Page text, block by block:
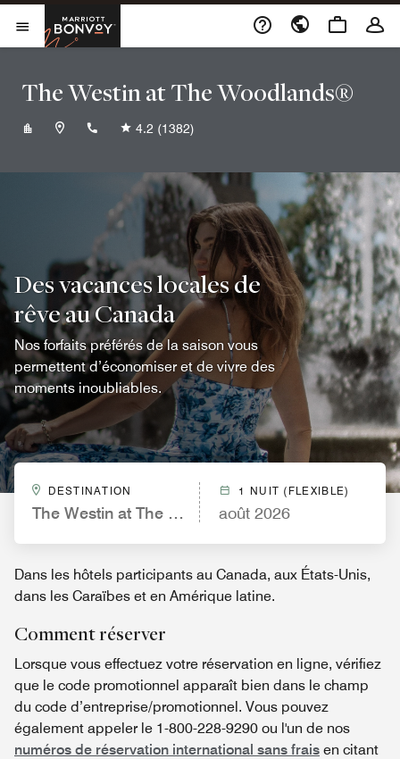
Skip to Content
Ouvrir le menu
Marriott Bonvoy
The Westin at The Woodlands®
+12814194300
4.2 (1382)
Des vacances locales de
rêve au Canada
Nos forfaits préférés de la saison vous
permettent d’économiser et de vivre des
moments inoubliables.
DESTINATION
The Westin at The Woodlands®
1 NUIT (FLEXIBLE)
août 2026
Dans les hôtels participants au Canada, aux États-Unis,
dans les Caraïbes et en Amérique latine.
Comment réserver
Lorsque vous effectuez votre réservation en ligne, vérifiez
que le code promotionnel apparaît bien dans le champ
du code d’entreprise/promotionnel. Vous pouvez
également appeler le 1-800-228-9290 ou l'un de nos
numéros de réservation international sans frais en citant